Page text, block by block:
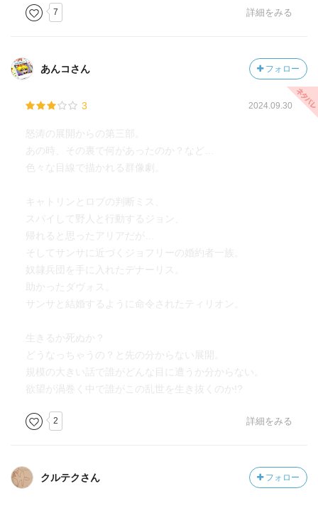
7 詳細をみる
あんコさん フォロー
3 2024.09.30
怒涛の展開からの第三部。
あの時、その裏で何があったのか？など…
色々な目線で描かれる群像劇。
キャトリンとロブの判断ミス、
スパイして野人と行動するジョン、
帰れると思ったアリアだが…
そしてサンサに近づくジョフリーの婚約者一族。
奴隷兵団を手に入れたデナーリス。
助かったダヴォス。
サンサと結婚するように命令されたティリオン。
生きるか死ぬか？
どうなっちゃうの？と先の分からない展開。
規模の大きい話で誰がどんな目に遭うか分からない。
欲望が渦巻く中で誰がこの乱世を生き抜くのか!?
2 詳細をみる
クルテクさん フォロー